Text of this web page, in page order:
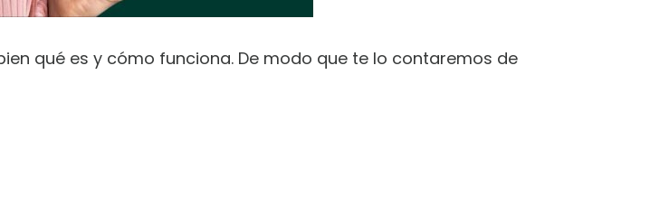
qué es y cómo funciona. De modo que te lo contaremos de